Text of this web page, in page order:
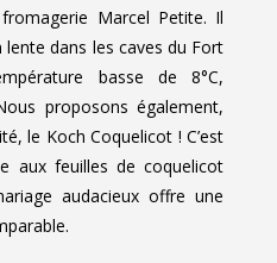
Marcel Petite. Il
lente dans les caves du Fort
basse de 8°C,
proposons également,
le Koch Coquelicot ! C’est
aux feuilles de coquelicot
audacieux offre une